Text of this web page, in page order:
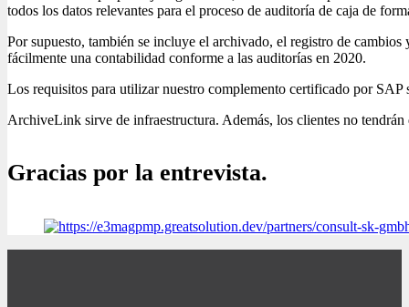
todos los datos relevantes para el proceso de auditoría de caja de
Por supuesto, también se incluye el archivado, el registro de
fácilmente una contabilidad conforme a las auditorías en 2020.
Los requisitos para utilizar nuestro complemento certificado por
ArchiveLink sirve de infraestructura. Además, los clientes no
Gracias por la entrevista.